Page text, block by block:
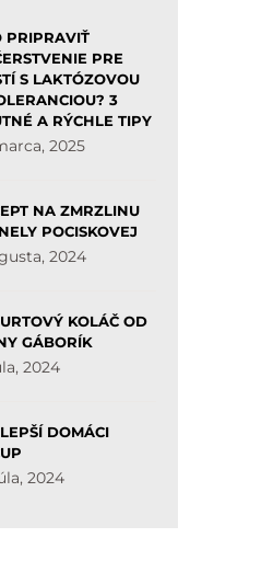
PRIPRAVIŤ
PRE
S LAKTÓZOVOU
3
A RÝCHLE TIPY
2025
NA ZMRZLINU
POCISKOVEJ
2024
KOLÁČ OD
GÁBORÍK
2024
DOMÁCI
2024